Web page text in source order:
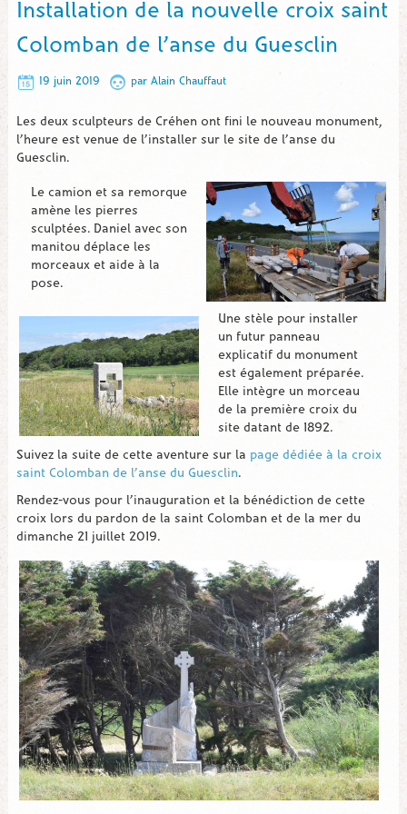
Installation de la nouvelle croix saint
Colomban de l’anse du Guesclin
19 juin 2019 par Alain Chauffaut
Les deux sculpteurs de Créhen ont fini le nouveau monument,
l’heure est venue de l’installer sur le site de l’anse du
Guesclin.
Le camion et sa remorque
amène les pierres
sculptées. Daniel avec son
manitou déplace les
morceaux et aide à la
pose.
Une stèle pour installer
un futur panneau
explicatif du monument
est également préparée.
Elle intègre un morceau
de la première croix du
site datant de 1892.
Suivez la suite de cette aventure sur la page dédiée à la croix
saint Colomban de l’anse du Guesclin.
Rendez-vous pour l’inauguration et la bénédiction de cette
croix lors du pardon de la saint Colomban et de la mer du
dimanche 21 juillet 2019.